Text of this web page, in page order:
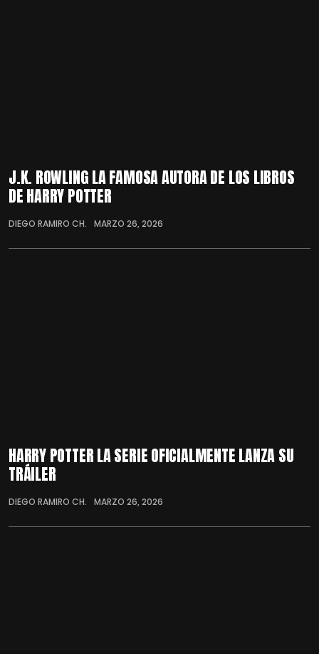
J.K. ROWLING LA FAMOSA AUTORA DE LOS LIBROS
DE HARRY POTTER
DIEGO RAMIRO CH. MARZO 26, 2026
HARRY POTTER LA SERIE OFICIALMENTE LANZA SU
TRÁILER
DIEGO RAMIRO CH. MARZO 26, 2026